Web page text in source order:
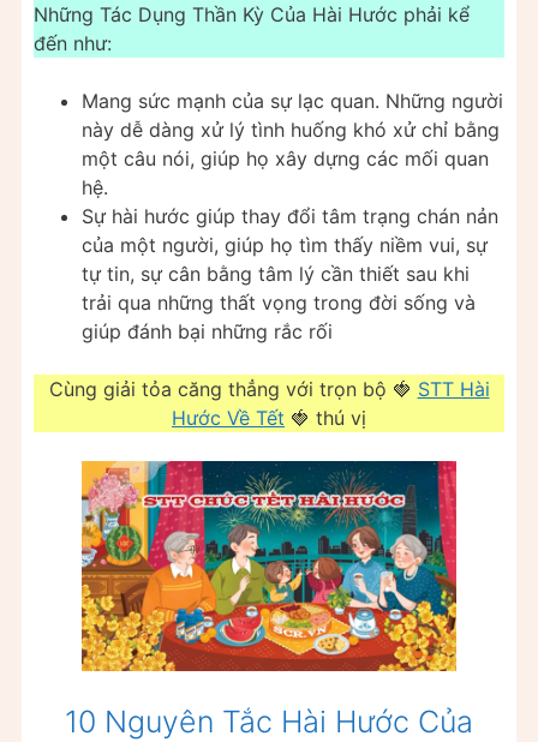
Những Tác Dụng Thần Kỳ Của Hài Hước phải kể
đến như:
Mang sức mạnh của sự lạc quan. Những người
này dễ dàng xử lý tình huống khó xử chỉ bằng
một câu nói, giúp họ xây dựng các mối quan
hệ.
Sự hài hước giúp thay đổi tâm trạng chán nản
của một người, giúp họ tìm thấy niềm vui, sự
tự tin, sự cân bằng tâm lý cần thiết sau khi
trải qua những thất vọng trong đời sống và
giúp đánh bại những rắc rối
Cùng giải tỏa căng thẳng với trọn bộ 🍓 STT Hài
Hước Về Tết 🍓 thú vị
10 Nguyên Tắc Hài Hước Của